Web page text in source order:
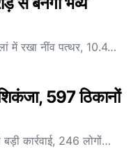
में रखा नींव पत्थर, 10.4…
597 ठिकानों
कार्रवाई, 246 लोगों…